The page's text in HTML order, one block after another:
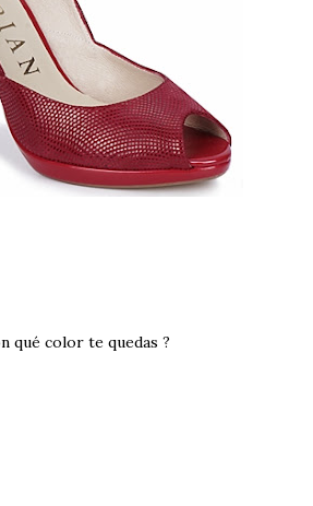
qué color te quedas ?